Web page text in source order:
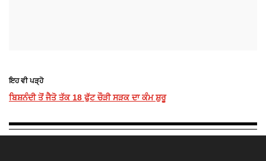
ਇਹ ਵੀ ਪੜ੍ਹੋ
ਬਿਸ਼ਨੰਦੀ ਤੋਂ ਜੈਤੋ ਤੱਕ 18 ਫੁੱਟ ਚੌੜੀ ਸੜਕ ਦਾ ਕੰਮ ਸ਼ੁਰੂ